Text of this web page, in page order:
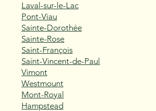
Laval-sur-le-Lac
Pont-Viau
Sainte-Dorothée
Sainte-Rose
Saint-François
Saint-Vincent-de-Paul
Vimont
Westmount
Mont-Royal
Hampstead